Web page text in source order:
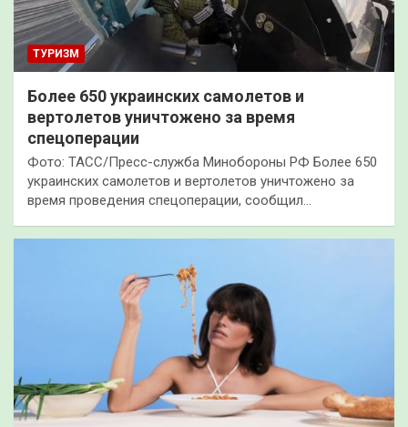
ТУРИЗМ
Более 650 украинских самолетов и
вертолетов уничтожено за время
спецоперации
Фото: ТАСC/Пресс-служба Минобороны РФ Более 650
украинских самолетов и вертолетов уничтожено за
время проведения спецоперации, сообщил…